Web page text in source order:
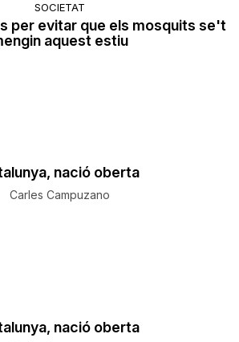
SOCIETAT
per evitar que els mosquits se't
aquest estiu
nació oberta
Carles Campuzano
nació oberta